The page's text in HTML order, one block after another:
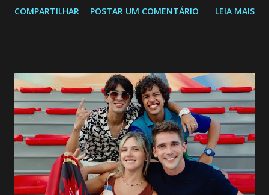
a Programação Semanal do SBT de 08/06/26 a 14/06/26
confessa a Gabriel que ele demonstrou ser o tipo de
pessoa que ela tanto desejou durante toda a vida. Camila
entra no quarto de Gabriel e imagina como seria o
encontro deles, quando conseguir seduzi-lo. Manuel avisa a
Paula sobre a suposta infidelidade de Gabriel com Joana.
Rogerio consegue se livrar de todas as suspeitas pelo
desaparecimento de Francisco, apontando que ele poderia
COMPARTILHAR POSTAR UM COMENTÁRIO LEIA MAIS